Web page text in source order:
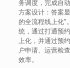
务调度，完成自
方案设计：答案
的全流程线上化”
统，通过打通预
上化，并通过预
户申请、运营检
效率。